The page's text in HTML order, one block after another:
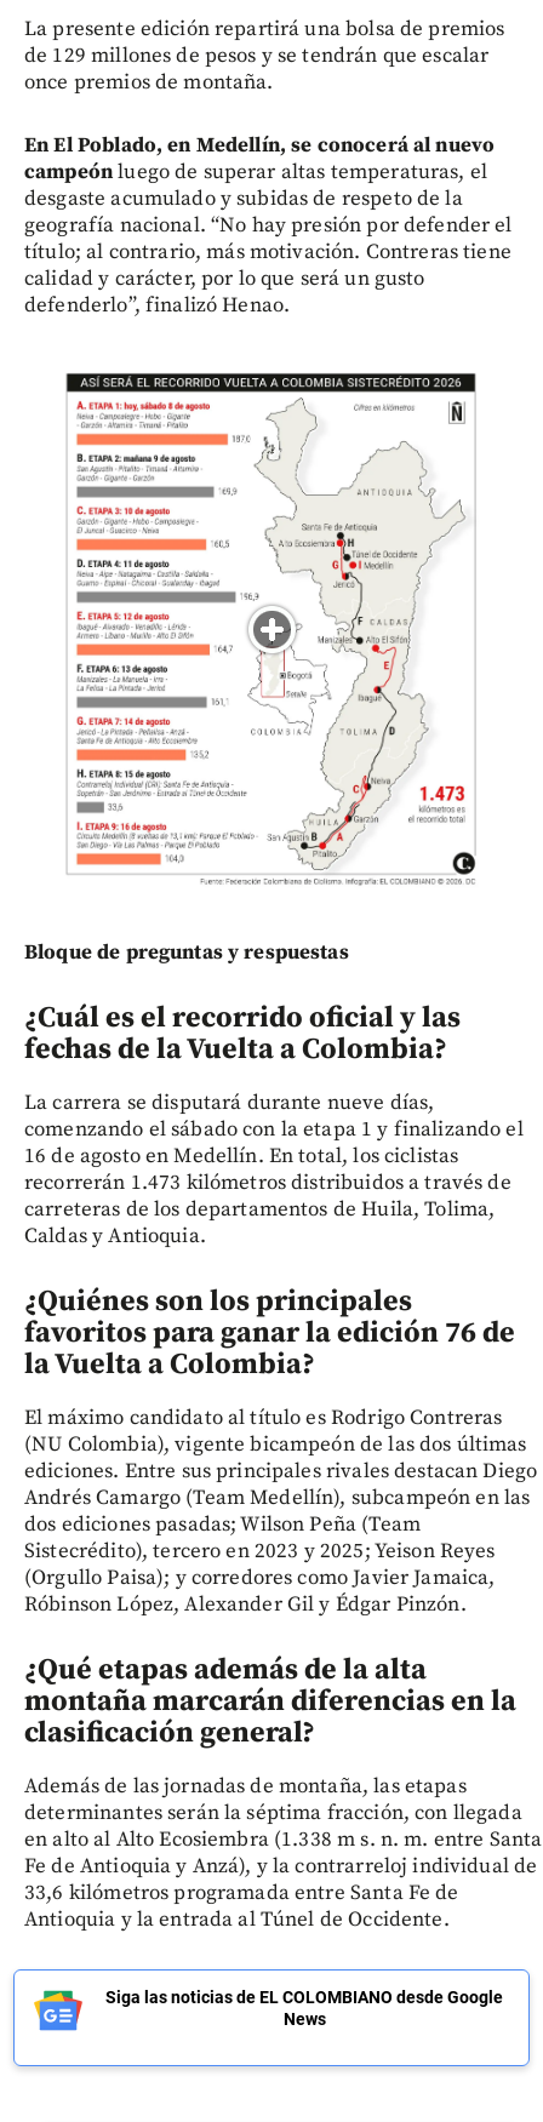
La presente edición repartirá una bolsa de premios
de 129 millones de pesos y se tendrán que escalar
once premios de montaña.
En El Poblado, en Medellín, se conocerá al nuevo
campeónluego de superar altas temperaturas, el
desgaste acumulado y subidas de respeto de la
geografía nacional. “No hay presión por defender el
título; al contrario, más motivación. Contreras tiene
calidad y carácter, por lo que será un gusto
defenderlo”, finalizó Henao.
Bloque de preguntas y respuestas
¿Cuál es el recorrido oficial y las
fechas de la Vuelta a Colombia?
La carrera se disputará durante nueve días,
comenzando el sábado con la etapa 1 y finalizando el
16 de agosto en Medellín. En total, los ciclistas
recorrerán 1.473 kilómetros distribuidos a través de
carreteras de los departamentos de Huila, Tolima,
Caldas y Antioquia.
¿Quiénes son los principales
favoritos para ganar la edición 76 de
la Vuelta a Colombia?
El máximo candidato al título es Rodrigo Contreras
(NU Colombia), vigente bicampeón de las dos últimas
ediciones. Entre sus principales rivales destacan Diego
Andrés Camargo (Team Medellín), subcampeón en las
dos ediciones pasadas; Wilson Peña (Team
Sistecrédito), tercero en 2023 y 2025; Yeison Reyes
(Orgullo Paisa); y corredores como Javier Jamaica,
Róbinson López, Alexander Gil y Édgar Pinzón.
¿Qué etapas además de la alta
montaña marcarán diferencias en la
clasificación general?
Además de las jornadas de montaña, las etapas
determinantes serán la séptima fracción, con llegada
en alto al Alto Ecosiembra (1.338 m s. n. m. entre Santa
Fe de Antioquia y Anzá), y la contrarreloj individual de
33,6 kilómetros programada entre Santa Fe de
Antioquia y la entrada al Túnel de Occidente.
Siga las noticias de EL COLOMBIANO desde Google
News